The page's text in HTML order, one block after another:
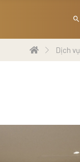
Dịch vụ